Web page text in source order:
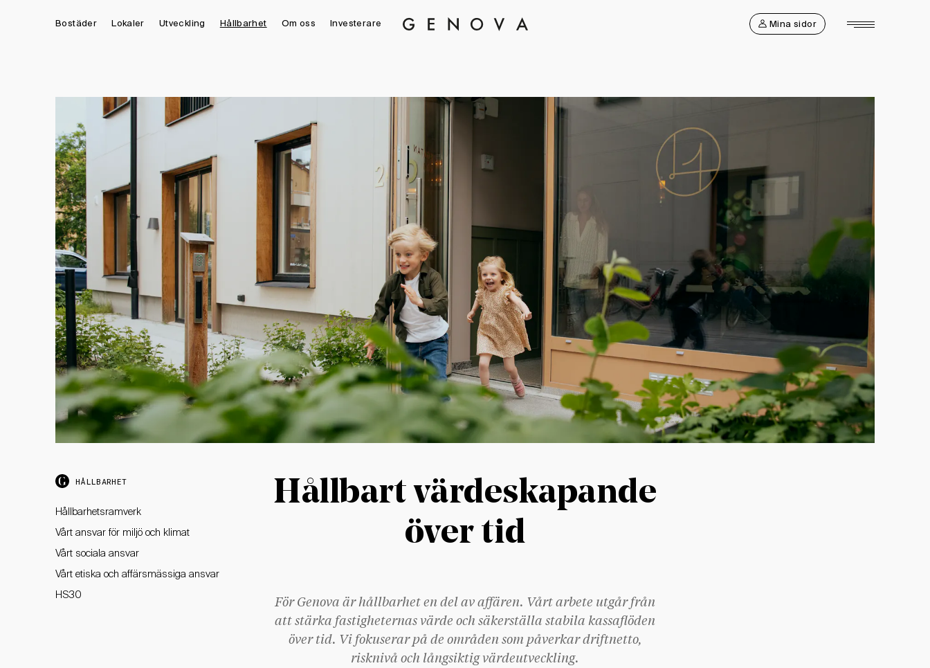
Genova
Bostäder Lokaler Utveckling Hållbarhet Om oss Investerare Mina sidor
HÅLLBARHET
Hållbarhetsramverk
Vårt ansvar för miljö och klimat
Vårt sociala ansvar
Vårt etiska och affärsmässiga ansvar
HS30
Hållbart värdeskapande
över tid
För Genova är hållbarhet en del av affären. Vårt arbete utgår från
att stärka fastigheternas värde och säkerställa stabila kassaflöden
över tid. Vi fokuserar på de områden som påverkar driftnetto,
risknivå och långsiktig värdeutveckling.